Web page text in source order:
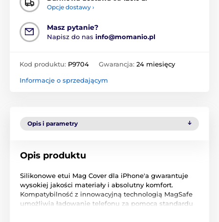
Opcje dostawy ›
Masz pytanie?
Napisz do nas info@momanio.pl
Kod produktu: P9704 Gwarancja: 24 miesięcy
Informacje o sprzedającym
Opis i parametry
Opis produktu
Silikonowe etui Mag Cover dla iPhone'a gwarantuje
wysokiej jakości materiały i absolutny komfort.
Kompatybilność z innowacyjną technologią MagSafe
umożliwia ładowanie telefonu za pomocą standardu